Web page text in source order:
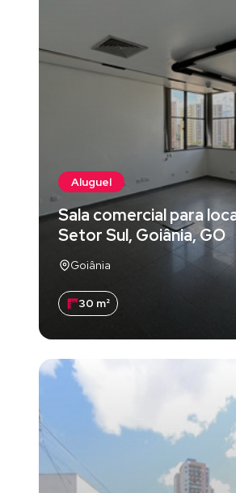
Aluguel
Sala comercial para
Setor Sul, Goiânia, GO
Goiânia
30 m²